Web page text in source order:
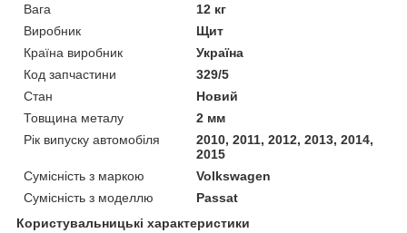
Вага
12 кг
Виробник
Щит
Країна виробник
Україна
Код запчастини
329/5
Стан
Новий
Товщина металу
2 мм
Рік випуску автомобіля
2010, 2011, 2012, 2013, 2014,
2015
Сумісність з маркою
Volkswagen
Сумісність з моделлю
Passat
Користувальницькі характеристики